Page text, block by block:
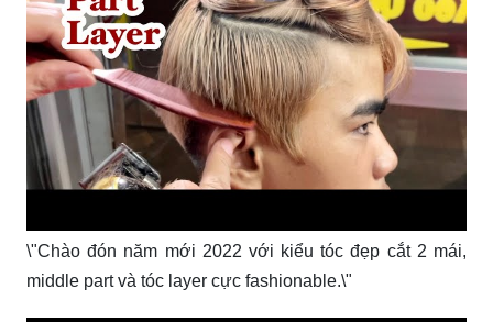
\"Chào đón năm mới 2022 với kiểu tóc đẹp cắt 2 mái,
middle part và tóc layer cực fashionable.\"